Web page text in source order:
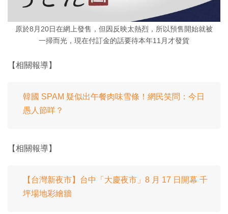
原於8月20日在網上發售，但因反映太熱烈，所以預售開始就被
一掃而光，現在付訂金的話要待本年11月才發貨
【相關報導】
韓國 SPAM 疑似出午餐肉味雪條！網民笑問：今日
愚人節咩？
【相關報導】
【台灣新夜市】台中「大慶夜市」8 月 17 日開幕 千
坪場地彩繪牆